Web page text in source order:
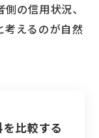
の信用状況、
考えるのが自然
比較する